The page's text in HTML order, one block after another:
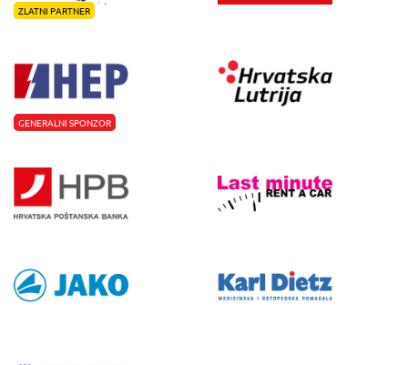
ZLATNI PARTNER
GENERALNI SPONZOR